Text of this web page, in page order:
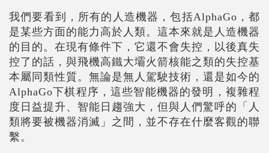
我們要看到，所有的人造機器，包括AlphaGo，都
是某些方面的能力高於人類。這本來就是人造機器
的目的。在現有條件下，它還不會失控，以後真失
控了的話，與飛機高鐵大壩火箭核能之類的失控基
本屬同類性質。無論是無人駕駛技術，還是如今的
AlphaGo下棋程序，這些智能機器的發明，複雜程
度日益提升、智能日趨強大，但與人們驚呼的「人
類將要被機器消滅」之間，並不存在什麼客觀的聯
繫。